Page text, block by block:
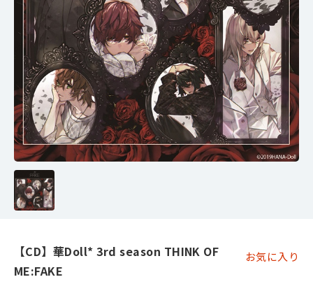
【CD】華Doll* 3rd season THINK OF
ME:FAKE
お気に入り